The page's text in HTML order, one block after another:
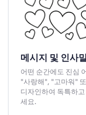
메시지 및 인사
어떤 순간에도 진심
"사랑해", "고마워"
디자인하여 독특하
세요.